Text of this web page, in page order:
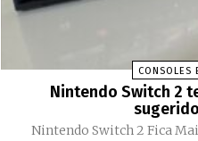
CONSOLES
Nintendo Switch 2